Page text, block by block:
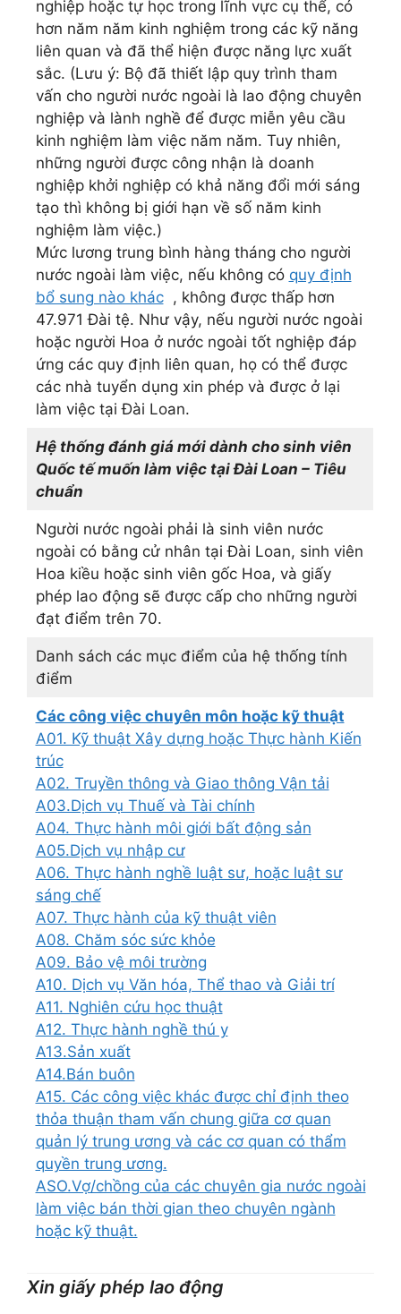
nghiệp hoặc tự học trong lĩnh vực cụ thể, có
hơn năm năm kinh nghiệm trong các kỹ năng
liên quan và đã thể hiện được năng lực xuất
sắc. (Lưu ý: Bộ đã thiết lập quy trình tham
vấn cho người nước ngoài là lao động chuyên
nghiệp và lành nghề để được miễn yêu cầu
kinh nghiệm làm việc năm năm. Tuy nhiên,
những người được công nhận là doanh
nghiệp khởi nghiệp có khả năng đổi mới sáng
tạo thì không bị giới hạn về số năm kinh
nghiệm làm việc.)
Mức lương trung bình hàng tháng cho người
nước ngoài làm việc, nếu không có quy định
bổ sung nào khác, không được thấp hơn
47.971 Đài tệ. Như vậy, nếu người nước ngoài
hoặc người Hoa ở nước ngoài tốt nghiệp đáp
ứng các quy định liên quan, họ có thể được
các nhà tuyển dụng xin phép và được ở lại
làm việc tại Đài Loan.
Hệ thống đánh giá mới dành cho sinh viên
Quốc tế muốn làm việc tại Đài Loan – Tiêu
chuẩn
Người nước ngoài phải là sinh viên nước
ngoài có bằng cử nhân tại Đài Loan, sinh viên
Hoa kiều hoặc sinh viên gốc Hoa, và giấy
phép lao động sẽ được cấp cho những người
đạt điểm trên 70.
Danh sách các mục điểm của hệ thống tính
điểm
Các công việc chuyên môn hoặc kỹ thuật
A01. Kỹ thuật Xây dựng hoặc Thực hành Kiến
trúc
A02. Truyền thông và Giao thông Vận tải
A03.Dịch vụ Thuế và Tài chính
A04. Thực hành môi giới bất động sản
A05.Dịch vụ nhập cư
A06. Thực hành nghề luật sư, hoặc luật sư
sáng chế
A07. Thực hành của kỹ thuật viên
A08. Chăm sóc sức khỏe
A09. Bảo vệ môi trường
A10. Dịch vụ Văn hóa, Thể thao và Giải trí
A11. Nghiên cứu học thuật
A12. Thực hành nghề thú y
A13.Sản xuất
A14.Bán buôn
A15. Các công việc khác được chỉ định theo
thỏa thuận tham vấn chung giữa cơ quan
quản lý trung ương và các cơ quan có thẩm
quyền trung ương.
ASO.Vợ/chồng của các chuyên gia nước ngoài
làm việc bán thời gian theo chuyên ngành
hoặc kỹ thuật.
Xin giấy phép lao động